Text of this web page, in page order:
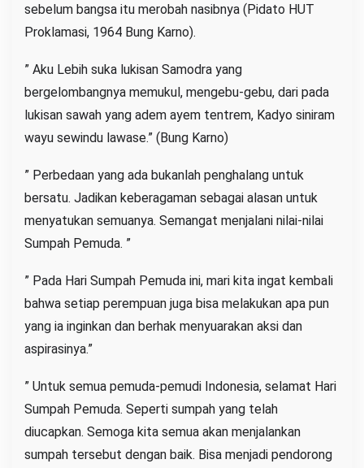
sebelum bangsa itu merobah nasibnya (Pidato HUT
Proklamasi, 1964 Bung Karno).
” Aku Lebih suka lukisan Samodra yang
bergelombangnya memukul, mengebu-gebu, dari pada
lukisan sawah yang adem ayem tentrem, Kadyo siniram
wayu sewindu lawase.” (Bung Karno)
” Perbedaan yang ada bukanlah penghalang untuk
bersatu. Jadikan keberagaman sebagai alasan untuk
menyatukan semuanya. Semangat menjalani nilai-nilai
Sumpah Pemuda. ”
” Pada Hari Sumpah Pemuda ini, mari kita ingat kembali
bahwa setiap perempuan juga bisa melakukan apa pun
yang ia inginkan dan berhak menyuarakan aksi dan
aspirasinya.”
” Untuk semua pemuda-pemudi Indonesia, selamat Hari
Sumpah Pemuda. Seperti sumpah yang telah
diucapkan. Semoga kita semua akan menjalankan
sumpah tersebut dengan baik. Bisa menjadi pendorong